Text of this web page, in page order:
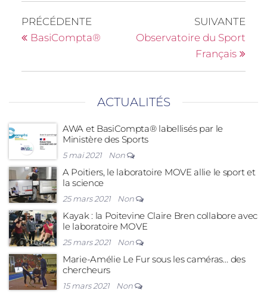
PRÉCÉDENTE
BasiCompta®
SUIVANTE
Observatoire du Sport
Français
ACTUALITÉS
AWA et BasiCompta® labellisés par le
Ministère des Sports
5 mai 2021 Non
A Poitiers, le laboratoire MOVE allie le sport et
la science
25 mars 2021 Non
Kayak : la Poitevine Claire Bren collabore avec
le laboratoire MOVE
25 mars 2021 Non
Marie-Amélie Le Fur sous les caméras… des
chercheurs
15 mars 2021 Non